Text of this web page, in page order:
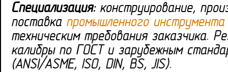
Специализация:конструирование,
поставка промышленного инструмента
техническим требования заказчика.
калибры по ГОСТ и зарубежным
(ANSI/ASME, ISO, DIN, BS, JIS).